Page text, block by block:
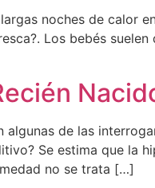
noches de calor
Los bebés
de las
Se estima que la
no se trata […]